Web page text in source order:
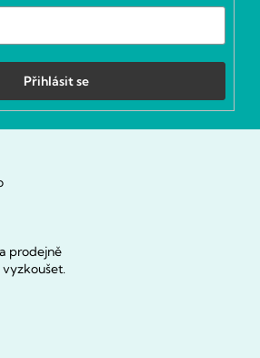
Přihlásit se
prodejně